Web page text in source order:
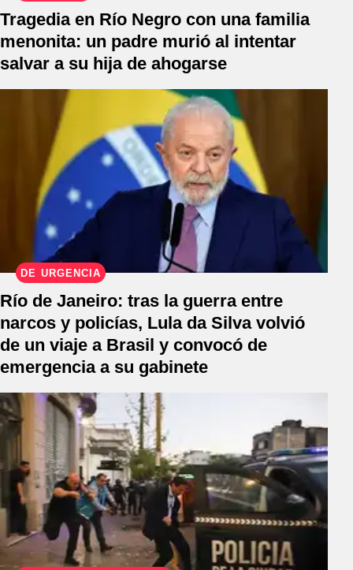
Tragedia en Río Negro con una familia
menonita: un padre murió al intentar
salvar a su hija de ahogarse
DE URGENCIA
Río de Janeiro: tras la guerra entre
narcos y policías, Lula da Silva volvió
de un viaje a Brasil y convocó de
emergencia a su gabinete